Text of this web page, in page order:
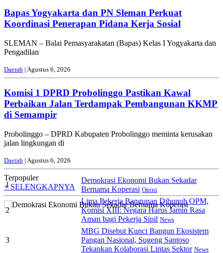
Bapas Yogyakarta dan PN Sleman Perkuat
Koordinasi Penerapan Pidana Kerja Sosial
SLEMAN – Balai Pemasyarakatan (Bapas) Kelas I Yogyakarta dan
Pengadilan
Daerah | Agustus 6, 2026
Komisi 1 DPRD Probolinggo Pastikan Kawal
Perbaikan Jalan Terdampak Pembangunan KKMP
di Semampir
Probolinggo – DPRD Kabupaten Probolinggo meminta kerusakan
jalan lingkungan di
Daerah | Agustus 6, 2026
Terpopuler
+ SELENGKAPNYA
1
Demokrasi Ekonomi Bukan Sekadar
Bernama Koperasi Opini
2
Lima Pekerja Bangunan Dibunuh OPM,
Komisi XIII: Negara Harus Jamin Rasa
Aman bagi Pekerja Sipil News
3
MBG Disebut Kunci Bangun Ekosistem
Pangan Nasional, Sugeng Santoso
Tekankan Kolaborasi Lintas Sektor News